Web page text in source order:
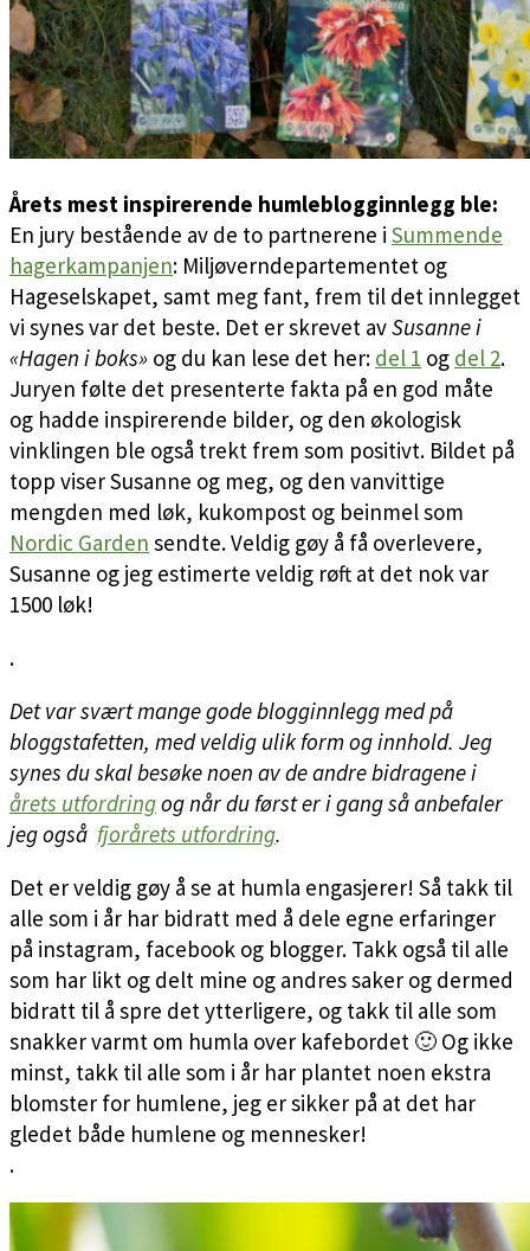
Årets mest inspirerende humleblogginnlegg ble:
En jury bestående av de to partnerene i Summende
hagerkampanjen: Miljøverndepartementet og
Hageselskapet, samt meg fant, frem til det innlegget
vi synes var det beste. Det er skrevet avSusanne i
«Hagen i boks» og du kan lese det her: del 1 og del 2.
Juryen følte det presenterte fakta på en god måte
og hadde inspirerende bilder, og den økologisk
vinklingen ble også trekt frem som positivt. Bildet på
topp viser Susanne og meg, og den vanvittige
mengden med løk, kukompost og beinmel som
Nordic Garden sendte. Veldig gøy å få overlevere,
Susanne og jeg estimerte veldig røft at det nok var
1500 løk!
.
Det var svært mange gode blogginnlegg med på
bloggstafetten, med veldig ulik form og innhold. Jeg
synes du skal besøke noen av de andre bidragene i
årets utfordringog når du først er i gang så anbefaler
jeg også fjorårets utfordring.
Det er veldig gøy å se at humla engasjerer! Så takk til
alle som i år har bidratt med å dele egne erfaringer
på instagram, facebook og blogger. Takk også til alle
som har likt og delt mine og andres saker og dermed
bidratt til å spre det ytterligere, og takk til alle som
snakker varmt om humla over kafebordet 🙂 Og ikke
minst, takk til alle som i år har plantet noen ekstra
blomster for humlene, jeg er sikker på at det har
gledet både humlene og mennesker!
.